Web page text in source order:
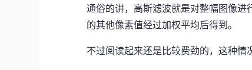
通俗的讲，高斯滤波就是对整幅图像
的其他像素值经过加权平均后得到。
不过阅读起来还是比较费劲的，这种情